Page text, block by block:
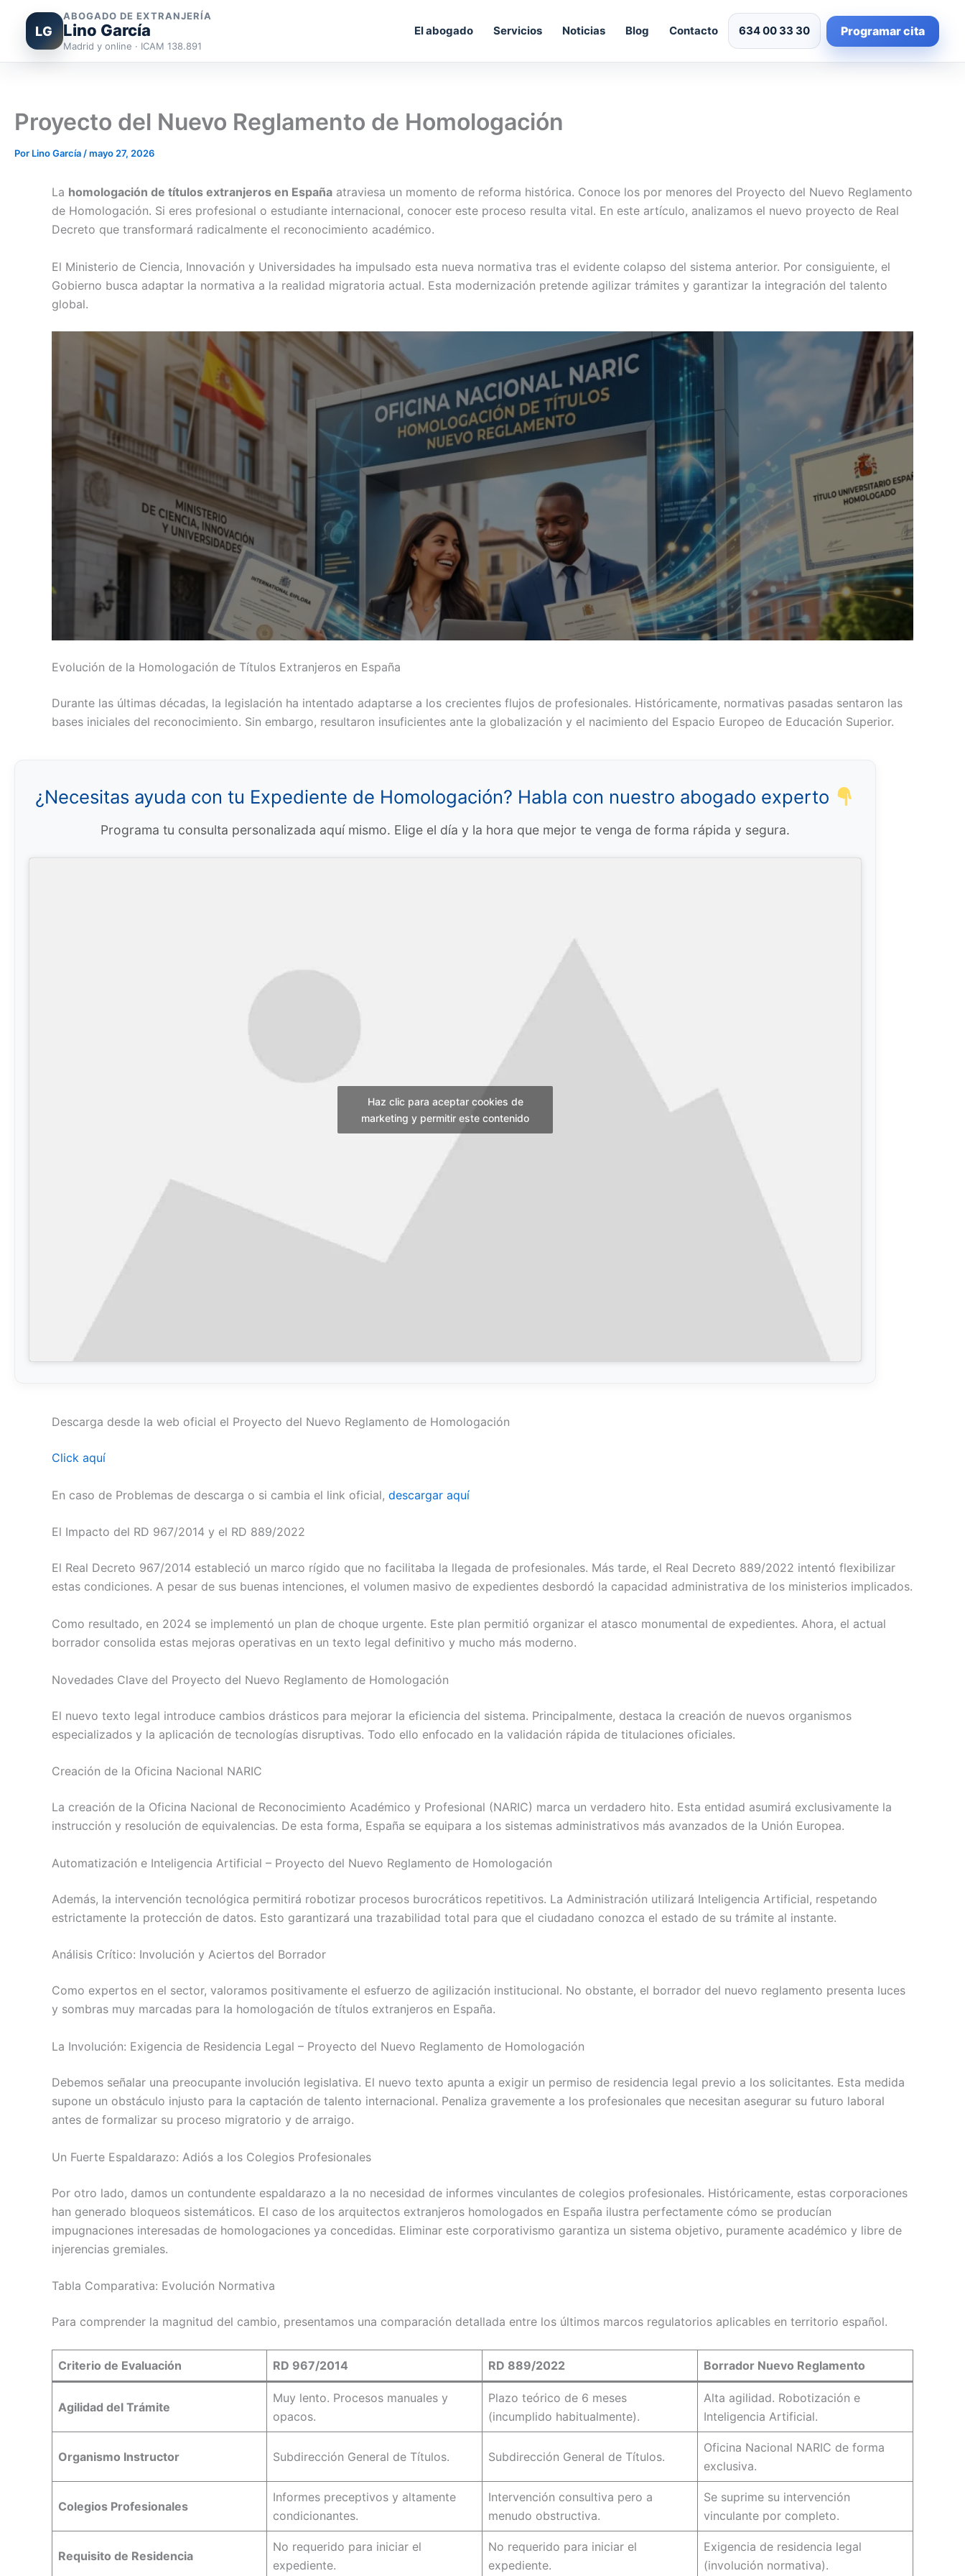
LG
ABOGADO DE EXTRANJERÍA
Lino García
Madrid y online · ICAM 138.891
El abogado Servicios Noticias Blog Contacto 634 00 33 30 Programar cita
Proyecto del Nuevo Reglamento de Homologación
Por Lino García /mayo 27, 2026
La homologación de títulos extranjeros en España atraviesa un momento de reforma histórica. Conoce los por menores del Proyecto del Nuevo Reglamento
de Homologación. Si eres profesional o estudiante internacional, conocer este proceso resulta vital. En este artículo, analizamos el nuevo proyecto de Real
Decreto que transformará radicalmente el reconocimiento académico.
El Ministerio de Ciencia, Innovación y Universidades ha impulsado esta nueva normativa tras el evidente colapso del sistema anterior. Por consiguiente, el
Gobierno busca adaptar la normativa a la realidad migratoria actual. Esta modernización pretende agilizar trámites y garantizar la integración del talento
global.
Evolución de la Homologación de Títulos Extranjeros en España
Durante las últimas décadas, la legislación ha intentado adaptarse a los crecientes flujos de profesionales. Históricamente, normativas pasadas sentaron las
bases iniciales del reconocimiento. Sin embargo, resultaron insuficientes ante la globalización y el nacimiento del Espacio Europeo de Educación Superior.
¿Necesitas ayuda con tu Expediente de Homologación? Habla con nuestro abogado experto
Programa tu consulta personalizada aquí mismo. Elige el día y la hora que mejor te venga de forma rápida y segura.
Haz clic para aceptar cookies de
marketing y permitir este contenido
Descarga desde la web oficial el Proyecto del Nuevo Reglamento de Homologación
Click aquí
En caso de Problemas de descarga o si cambia el link oficial, descargar aquí
El Impacto del RD 967/2014 y el RD 889/2022
El Real Decreto 967/2014 estableció un marco rígido que no facilitaba la llegada de profesionales. Más tarde, el Real Decreto 889/2022 intentó flexibilizar
estas condiciones. A pesar de sus buenas intenciones, el volumen masivo de expedientes desbordó la capacidad administrativa de los ministerios implicados.
Como resultado, en 2024 se implementó un plan de choque urgente. Este plan permitió organizar el atasco monumental de expedientes. Ahora, el actual
borrador consolida estas mejoras operativas en un texto legal definitivo y mucho más moderno.
Novedades Clave del Proyecto del Nuevo Reglamento de Homologación
El nuevo texto legal introduce cambios drásticos para mejorar la eficiencia del sistema. Principalmente, destaca la creación de nuevos organismos
especializados y la aplicación de tecnologías disruptivas. Todo ello enfocado en la validación rápida de titulaciones oficiales.
Creación de la Oficina Nacional NARIC
La creación de la Oficina Nacional de Reconocimiento Académico y Profesional (NARIC) marca un verdadero hito. Esta entidad asumirá exclusivamente la
instrucción y resolución de equivalencias. De esta forma, España se equipara a los sistemas administrativos más avanzados de la Unión Europea.
Automatización e Inteligencia Artificial – Proyecto del Nuevo Reglamento de Homologación
Además, la intervención tecnológica permitirá robotizar procesos burocráticos repetitivos. La Administración utilizará Inteligencia Artificial, respetando
estrictamente la protección de datos. Esto garantizará una trazabilidad total para que el ciudadano conozca el estado de su trámite al instante.
Análisis Crítico: Involución y Aciertos del Borrador
Como expertos en el sector, valoramos positivamente el esfuerzo de agilización institucional. No obstante, el borrador del nuevo reglamento presenta luces
y sombras muy marcadas para la homologación de títulos extranjeros en España.
La Involución: Exigencia de Residencia Legal – Proyecto del Nuevo Reglamento de Homologación
Debemos señalar una preocupante involución legislativa. El nuevo texto apunta a exigir un permiso de residencia legal previo a los solicitantes. Esta medida
supone un obstáculo injusto para la captación de talento internacional. Penaliza gravemente a los profesionales que necesitan asegurar su futuro laboral
antes de formalizar su proceso migratorio y de arraigo.
Un Fuerte Espaldarazo: Adiós a los Colegios Profesionales
Por otro lado, damos un contundente espaldarazo a la no necesidad de informes vinculantes de colegios profesionales. Históricamente, estas corporaciones
han generado bloqueos sistemáticos. El caso de los arquitectos extranjeros homologados en España ilustra perfectamente cómo se producían
impugnaciones interesadas de homologaciones ya concedidas. Eliminar este corporativismo garantiza un sistema objetivo, puramente académico y libre de
injerencias gremiales.
Tabla Comparativa: Evolución Normativa
Para comprender la magnitud del cambio, presentamos una comparación detallada entre los últimos marcos regulatorios aplicables en territorio español.
Criterio de Evaluación RD 967/2014 RD 889/2022 Borrador Nuevo Reglamento
Agilidad del Trámite
Muy lento. Procesos manuales y
opacos.
Plazo teórico de 6 meses
(incumplido habitualmente).
Alta agilidad. Robotización e
Inteligencia Artificial.
Organismo Instructor Subdirección General de Títulos. Subdirección General de Títulos.
Oficina Nacional NARIC de forma
exclusiva.
Colegios Profesionales
Informes preceptivos y altamente
condicionantes.
Intervención consultiva pero a
menudo obstructiva.
Se suprime su intervención
vinculante por completo.
Requisito de Residencia
No requerido para iniciar el
expediente.
No requerido para iniciar el
expediente.
Exigencia de residencia legal
(involución normativa).